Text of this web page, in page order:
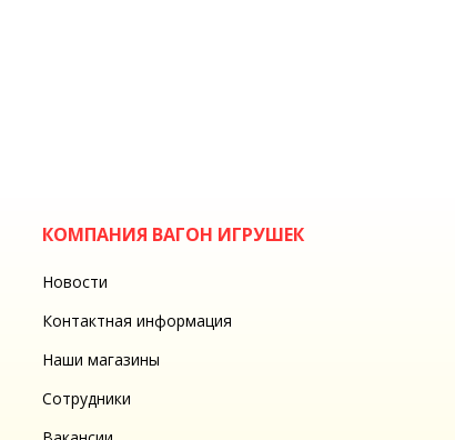
КОМПАНИЯ ВАГОН ИГРУШЕК
Новости
Контактная информация
Наши магазины
Сотрудники